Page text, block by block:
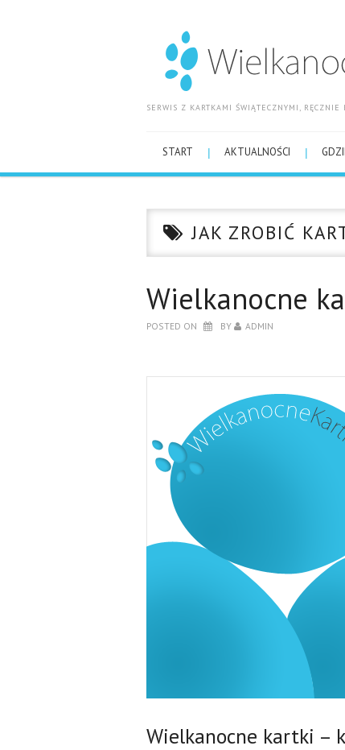
SERWIS Z KARTKAMI ŚWIĄTECZNYMI, RĘCZNIE
START AKTUALNOŚCI
JAK ZROBIĆ
Wielkanocne
POSTED ON BY ADMIN
Wielkanocne kartki –